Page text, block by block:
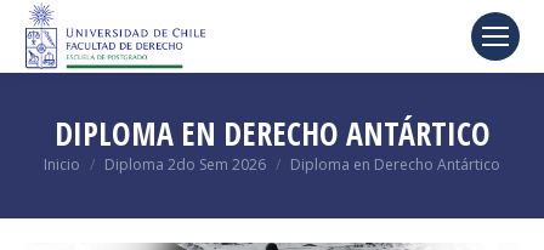
DIPLOMA EN DERECHO ANTÁRTICO
Estás aquí:
Inicio Diploma 2do Sem 2026 Diploma en Derecho Antártico